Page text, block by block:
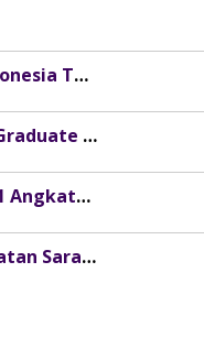
Lowongan Kerja Bank Syariah Nasional (BSN) Danantara Indonesia Terbaru
Lowongan Kerja PT Pamapersada Nusantara: Dibuka Fresh Graduate Development Program (FGDP)
Info Resmi: Pendaftaran Pemagangan Nasional 2026 Batch 1 Angkatan 2 Resmi Dibuka!
Lowongan Kerja Terbaru KAI Services Juli 2026: Posisi Perawatan Sarana untuk Lulusan SLTA